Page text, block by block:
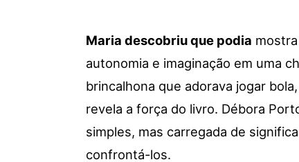
Maria descobriu que podia
autonomia e imaginação em uma
brincalhona que adorava jogar
revela a força do livro. Débora
simples, mas carregada de
confrontá-los.